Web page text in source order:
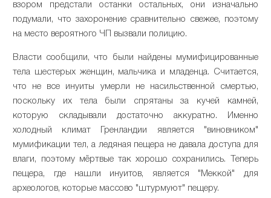
взором предстали останки остальных, они изначально
подумали, что захоронение сравнительно свежее, поэтому
на место вероятного ЧП вызвали полицию.
Власти сообщили, что были найдены мумифицированные
тела шестерых женщин, мальчика и младенца. Считается,
что не все инуиты умерли не насильственной смертью,
поскольку их тела были спрятаны за кучей камней,
которую складывали достаточно аккуратно. Именно
холодный климат Гренландии является "виновником"
мумификации тел, а ледяная пещера не давала доступа для
влаги, поэтому мёртвые так хорошо сохранились. Теперь
пещера, где нашли инуитов, является "Меккой" для
археологов, которые массово "штурмуют" пещеру.